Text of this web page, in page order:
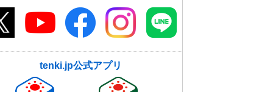
tenki.jp公式アプリ